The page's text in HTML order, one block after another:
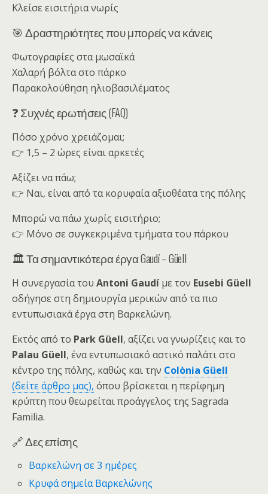
Κλείσε εισιτήρια νωρίς
🎯 Δραστηριότητες που μπορείς να κάνεις
Φωτογραφίες στα μωσαϊκά
Χαλαρή βόλτα στο πάρκο
Παρακολούθηση ηλιοβασιλέματος
❓ Συχνές ερωτήσεις (FAQ)
Πόσο χρόνο χρειάζομαι;
👉 1,5 – 2 ώρες είναι αρκετές
Αξίζει να πάω;
👉 Ναι, είναι από τα κορυφαία αξιοθέατα της πόλης
Μπορώ να πάω χωρίς εισιτήριο;
👉 Μόνο σε συγκεκριμένα τμήματα του πάρκου
🏛️ Τα σημαντικότερα έργα Gaudí – Güell
Η συνεργασία του Antoni Gaudí με τον Eusebi Güell
οδήγησε στη δημιουργία μερικών από τα πιο
εντυπωσιακά έργα στη Βαρκελώνη.
Εκτός από το Park Güell, αξίζει να γνωρίζεις και το
Palau Güell, ένα εντυπωσιακό αστικό παλάτι στο
κέντρο της πόλης, καθώς και την Colònia Güell
(δείτε άρθρο μας), όπου βρίσκεται η περίφημη
κρύπτη που θεωρείται προάγγελος της Sagrada
Familia.
🔗 Δες επίσης
Βαρκελώνη σε 3 ημέρες
Κρυφά σημεία Βαρκελώνης